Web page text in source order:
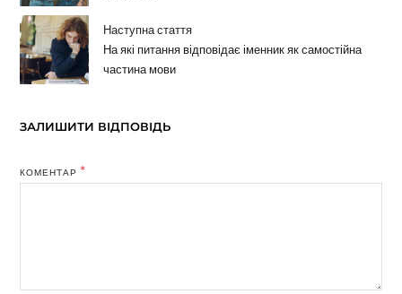
Наступна стаття
На які питання відповідає іменник як самостійна
частина мови
ЗАЛИШИТИ ВІДПОВІДЬ
КОМЕНТАР *